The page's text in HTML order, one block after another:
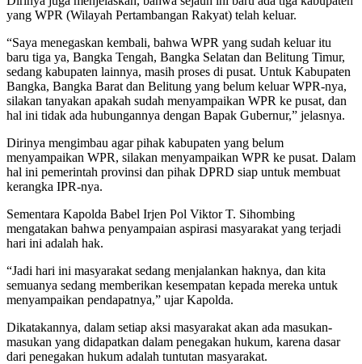
yang WPR (Wilayah Pertambangan Rakyat) telah keluar.
“Saya menegaskan kembali, bahwa WPR yang sudah keluar itu
baru tiga ya, Bangka Tengah, Bangka Selatan dan Belitung Timur,
sedang kabupaten lainnya, masih proses di pusat. Untuk Kabupaten
Bangka, Bangka Barat dan Belitung yang belum keluar WPR-nya,
silakan tanyakan apakah sudah menyampaikan WPR ke pusat, dan
hal ini tidak ada hubungannya dengan Bapak Gubernur,” jelasnya.
Dirinya mengimbau agar pihak kabupaten yang belum
menyampaikan WPR, silakan menyampaikan WPR ke pusat. Dalam
hal ini pemerintah provinsi dan pihak DPRD siap untuk membuat
kerangka IPR-nya.
Sementara Kapolda Babel Irjen Pol Viktor T. Sihombing
mengatakan bahwa penyampaian aspirasi masyarakat yang terjadi
hari ini adalah hak.
“Jadi hari ini masyarakat sedang menjalankan haknya, dan kita
semuanya sedang memberikan kesempatan kepada mereka untuk
menyampaikan pendapatnya,” ujar Kapolda.
Dikatakannya, dalam setiap aksi masyarakat akan ada masukan-
masukan yang didapatkan dalam penegakan hukum, karena dasar
dari penegakan hukum adalah tuntutan masyarakat.